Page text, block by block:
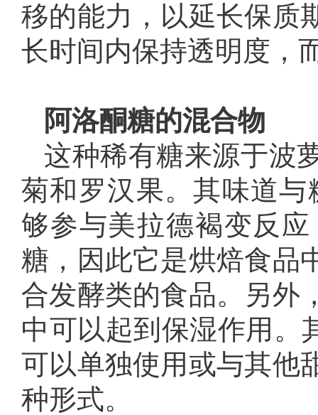
移的能力，以延长保质
长时间内保持透明度，
阿洛酮糖的混合物
这种稀有糖来源于波
菊和罗汉果。其味道
够参与美拉德褐变反
糖，因此它是烘焙食品
合发酵类的食品。另外
中可以起到保湿作用。
可以单独使用或与其他
种形式。